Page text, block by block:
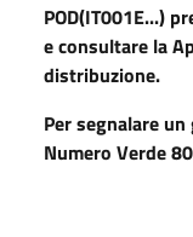
POD(IT001E...)
e consultare la
distribuzione.
Per segnalare
Numero Verde